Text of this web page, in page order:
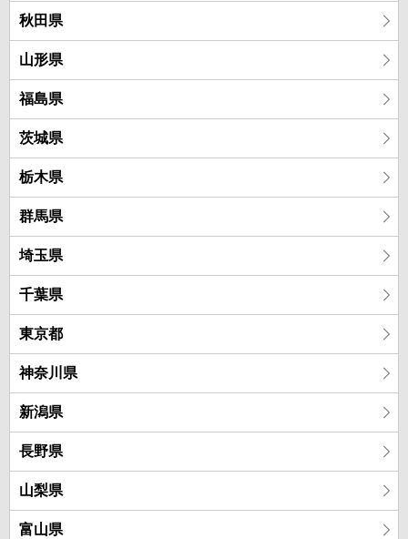
秋田県
山形県
福島県
茨城県
栃木県
群馬県
埼玉県
千葉県
東京都
神奈川県
新潟県
長野県
山梨県
富山県